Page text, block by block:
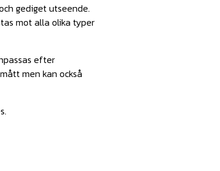
gediget utseende.
mot alla olika typer
efter
men kan också